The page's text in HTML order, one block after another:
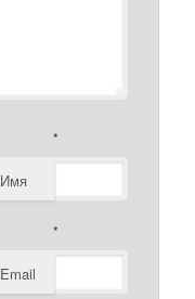
Имя
*
Email
*